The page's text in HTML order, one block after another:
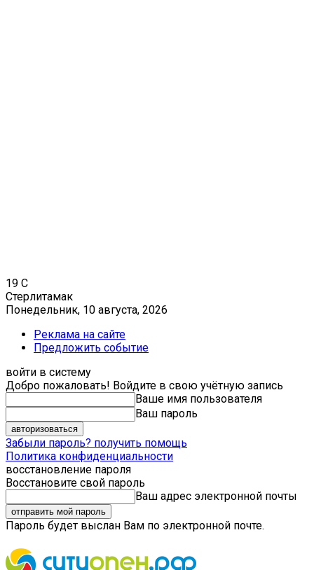
19 C
Стерлитамак
Понедельник, 10 августа, 2026
Реклама на сайте
Предложить событие
войти в систему
Добро пожаловать! Войдите в свою учётную запись
Ваше имя пользователя
Ваш пароль
Забыли пароль? получить помощь
Политика конфиденциальности
восстановление пароля
Восстановите свой пароль
Ваш адрес электронной почты
Пароль будет выслан Вам по электронной почте.